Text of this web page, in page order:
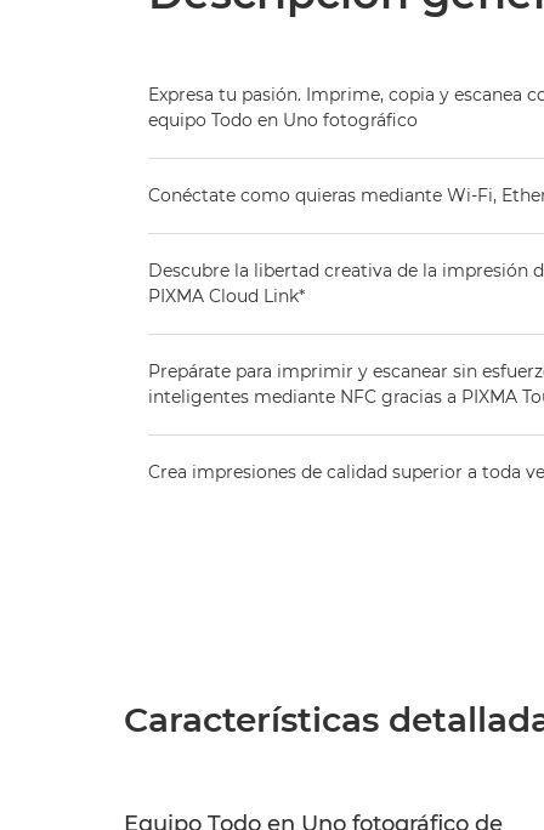
Expresa tu pasión. Imprime, copia y escanea
equipo Todo en Uno fotográfico
Conéctate como quieras mediante Wi-Fi,
Descubre la libertad creativa de la impresión
PIXMA Cloud Link*
Prepárate para imprimir y escanear sin
inteligentes mediante NFC gracias a PIXMA
Crea impresiones de calidad superior a toda
Características
Equipo Todo en Uno fotográfico de